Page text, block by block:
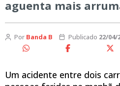
aguenta mais
Por Banda B Publicado 22/04/
Um acidente entre dois